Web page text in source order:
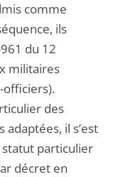
comme
ils
du 12
militaires
officiers).
des
il s’est
statut particulier
décret en